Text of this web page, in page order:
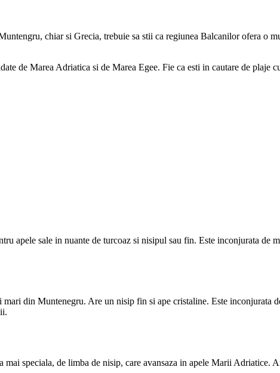
chiar si Grecia, trebuie sa stii ca regiunea Balcanilor ofera o
de Marea Adriatica si de Marea Egee. Fie ca esti in cautare de plaje
apele sale in nuante de turcoaz si nisipul sau fin. Este inconjurata de
din Muntenegru. Are un nisip fin si ape cristaline. Este inconjurata
speciala, de limba de nisip, care avansaza in apele Marii Adriatice.